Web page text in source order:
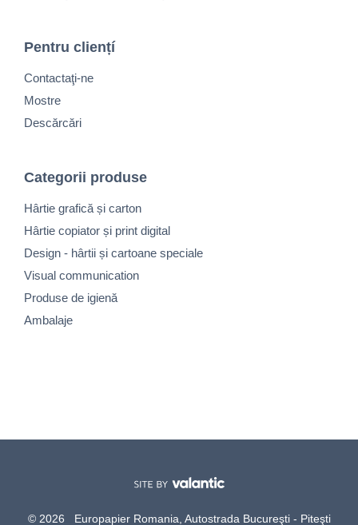
Pentru cliențí
Contactaţi-ne
Mostre
Descărcări
Categorii produse
Hârtie grafică și carton
Hârtie copiator și print digital
Design - hârtii și cartoane speciale
Visual communication
Produse de igienă
Ambalaje
© 2026 Europapier Romania, Autostrada Bucureşti - Piteşti